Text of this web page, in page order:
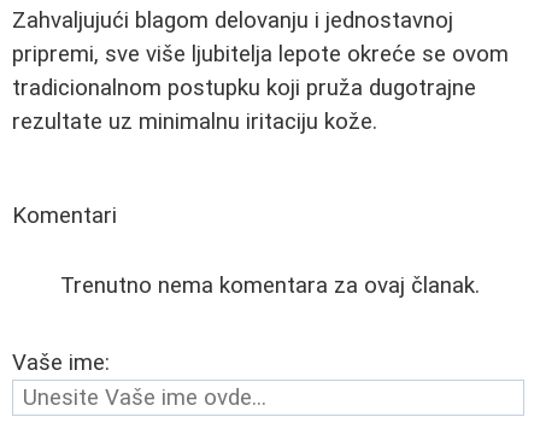
Zahvaljujući blagom delovanju i jednostavnoj
pripremi, sve više ljubitelja lepote okreće se ovom
tradicionalnom postupku koji pruža dugotrajne
rezultate uz minimalnu iritaciju kože.
Komentari
Trenutno nema komentara za ovaj članak.
Vaše ime: